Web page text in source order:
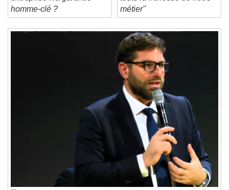
Stream Type
Seek to live, currently behind liveLIVE
Remaining Time-0:00
descriptions off
, selected
subtitles settings
, opens subtitles
settings dialog
subtitles off
, selected
Audio Track
entreprise : la garantie
homme-clé ?
toute la richesse de notre
métier"